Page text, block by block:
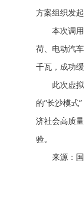
方案组织发
本次调用
荷、电动汽
千瓦，成功
此次虚拟
的“长沙模式
济社会高质
验。
来源：国